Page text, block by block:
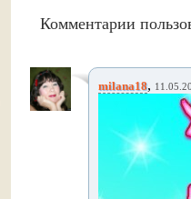
Комментарии
milana18,